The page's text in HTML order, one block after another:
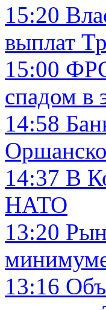
15:20
выплат
15:00
спадом в
14:58
14:37 В
НАТО
13:20
13:16